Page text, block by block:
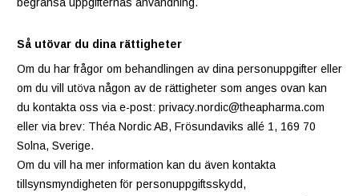
Så utövar du dina rättigheter
Om du har frågor om behandlingen av dina personuppgifter eller
om du vill utöva någon av de rättigheter som anges ovan kan
du kontakta oss via e-post: privacy.nordic@theapharma.com
eller via brev: Théa Nordic AB, Frösundaviks allé 1, 169 70
Solna, Sverige.
Om du vill ha mer information kan du även kontakta
tillsynsmyndigheten för personuppgiftsskydd,